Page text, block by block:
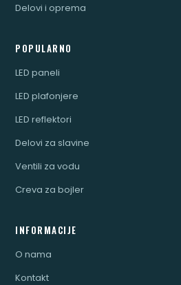
Delovi i oprema
POPULARNO
LED paneli
LED plafonjere
LED reflektori
Delovi za slavine
Ventili za vodu
Creva za bojler
INFORMACIJE
O nama
Kontakt